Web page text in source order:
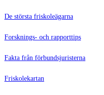
De största friskoleägarna
Forsknings- och rapporttips
Fakta från förbundsjuristerna
Friskolekartan